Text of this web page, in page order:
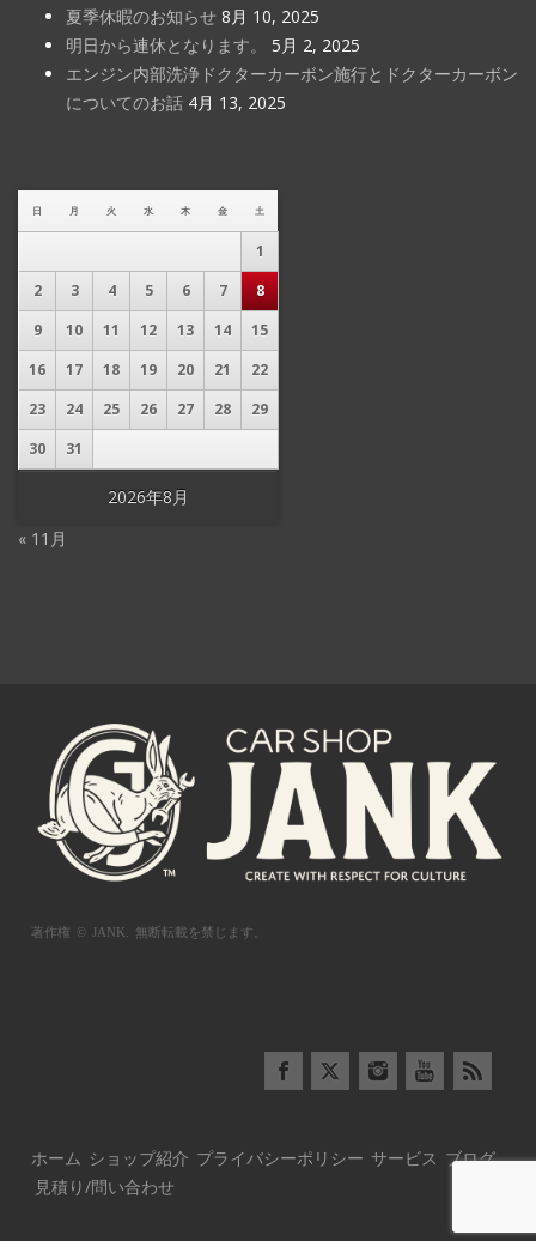
夏季休暇のお知らせ 8月 10, 2025
明日から連休となります。
5月 2, 2025
エンジン内部洗浄ドクターカーボン施行とドクターカーボン
についてのお話 4月 13, 2025
2026年8月
日 月 火 水 木 金 土
1
2
3 4 5 6 7
8
9
10 11 12 13 14
15
16
17 18 19 20 21
22
23
24 25 26 27 28
29
30
31
« 11月
著作権 © JANK. 無断転載を禁じます。
ホーム ショップ紹介 プライバシーポリシー サービス ブログ
見積り/問い合わせ